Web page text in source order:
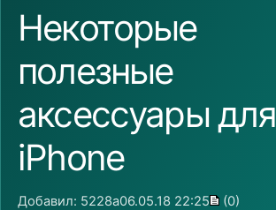
Некоторые
полезные
аксессуары для
iPhone
Добавил: 5228a06.05.18 22:25 (0)